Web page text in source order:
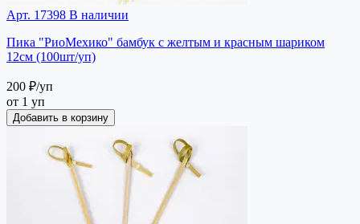
Арт. 17398 В наличии
Пика "РиоМехико" бамбук с желтым и красным шариком
12см (100шт/уп)
200 ₽/уп
от 1 уп
Добавить в корзину